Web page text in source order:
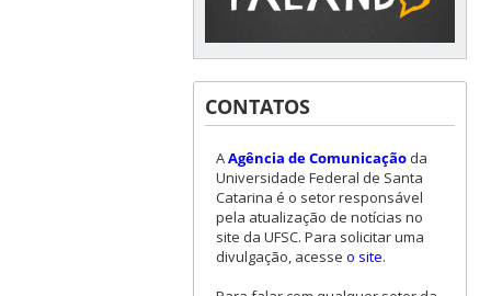
CONTATOS
AAgência de Comunicaçãoda
Universidade Federal de Santa
Catarina é o setor responsável
pela atualização de notícias no
site da UFSC. Para solicitar uma
divulgação, acesse o site.